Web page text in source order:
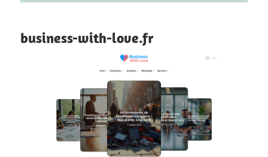
business-with-love.fr